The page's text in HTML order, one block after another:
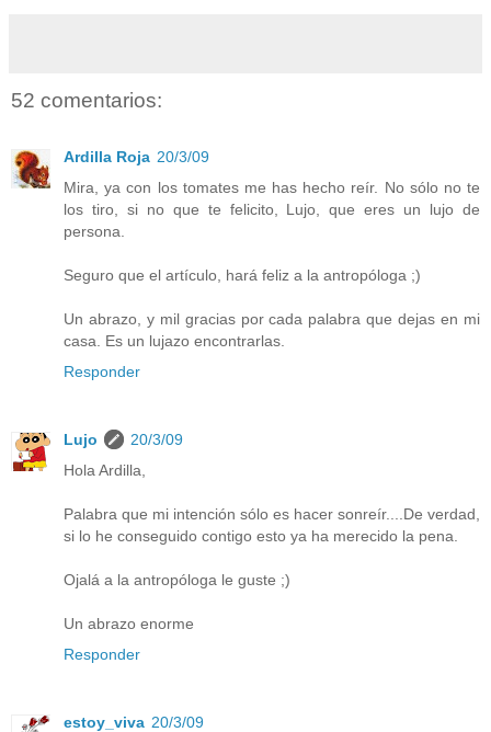
52 comentarios:
Ardilla Roja 20/3/09
Mira, ya con los tomates me has hecho reír. No sólo no te
los tiro, si no que te felicito, Lujo, que eres un lujo de
persona.
Seguro que el artículo, hará feliz a la antropóloga ;)
Un abrazo, y mil gracias por cada palabra que dejas en mi
casa. Es un lujazo encontrarlas.
Responder
Lujo
20/3/09
Hola Ardilla,
Palabra que mi intención sólo es hacer sonreír....De verdad,
si lo he conseguido contigo esto ya ha merecido la pena.
Ojalá a la antropóloga le guste ;)
Un abrazo enorme
Responder
estoy_viva 20/3/09